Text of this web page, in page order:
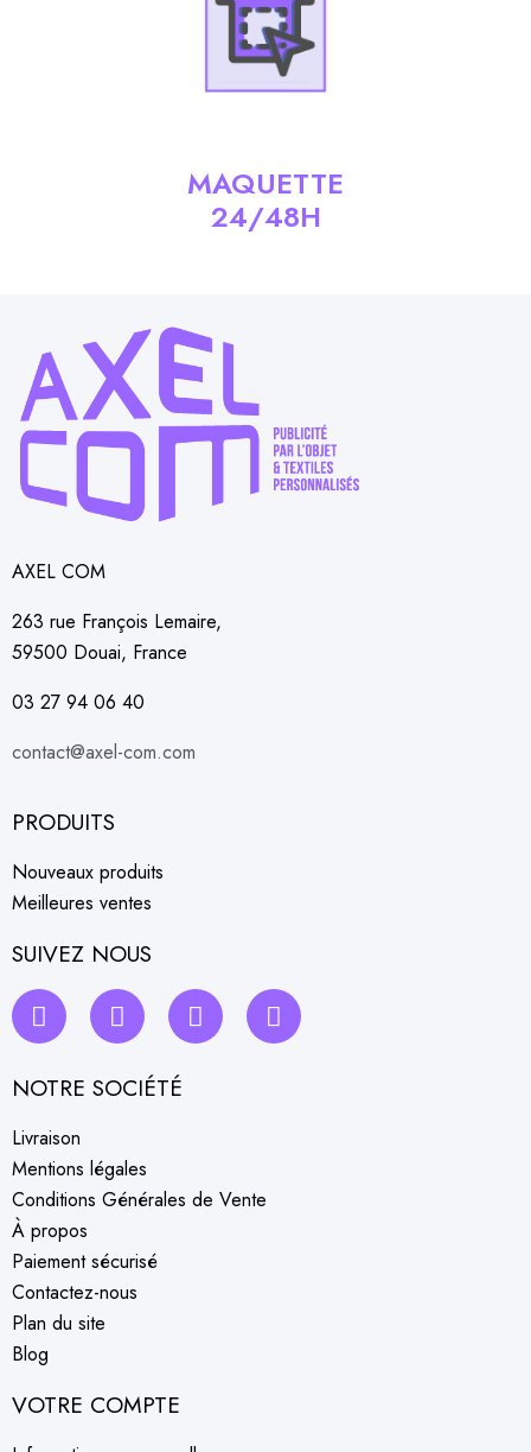
MAQUETTE
24/48H
AXEL COM
263 rue François Lemaire,
59500 Douai, France
03 27 94 06 40
contact@axel-com.com
PRODUITS
Nouveaux produits
Meilleures ventes
SUIVEZ NOUS
NOTRE SOCIÉTÉ
Livraison
Mentions légales
Conditions Générales de Vente
À propos
Paiement sécurisé
Contactez-nous
Plan du site
Blog
VOTRE COMPTE